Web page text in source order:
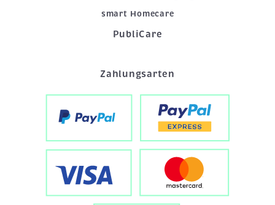
smart Homecare
PubliCare
Zahlungsarten